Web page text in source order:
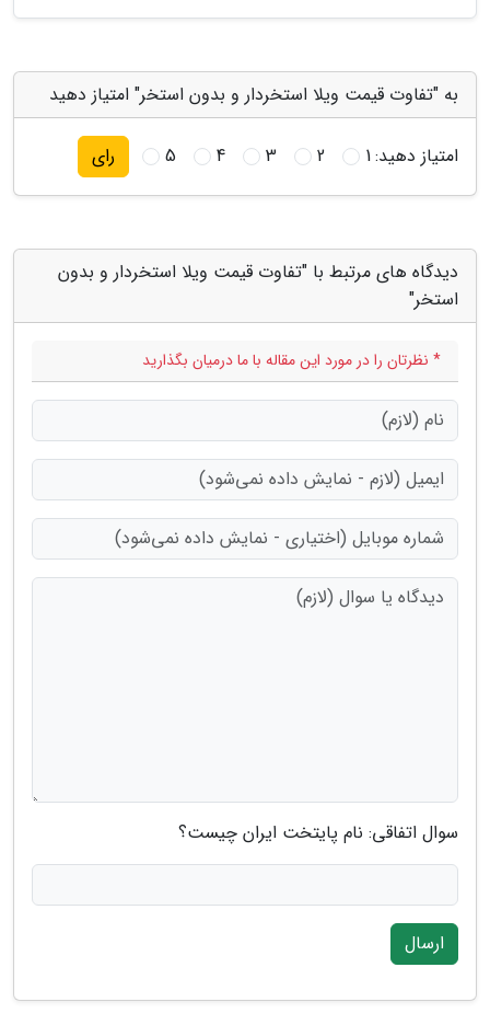
به "تفاوت قیمت ویلا استخردار و بدون استخر" امتیاز دهید
امتیاز دهید:1
2
3
4
5 رای
دیدگاه های مرتبط با "تفاوت قیمت ویلا استخردار و بدون
استخر"
* نظرتان را در مورد این مقاله با ما درمیان بگذارید
سوال اتفاقی: نام پایتخت ایران چیست؟
ارسال